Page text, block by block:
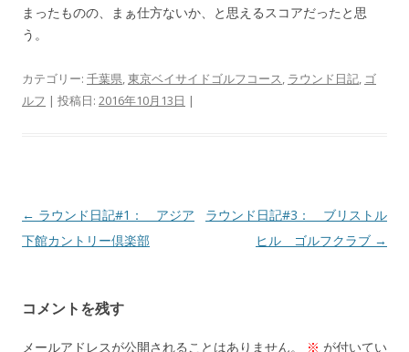
まったものの、まぁ仕方ないか、と思えるスコアだったと思
う。
カテゴリー: 千葉県,東京ベイサイドゴルフコース, ラウンド日記, ゴ
ルフ | 投稿日: 2016年10月13日 |
投
稿
ゲ
ー
← ラウンド日記#1： アジア
下館カントリー倶楽部
ラウンド日記#3： ブリストル
ヒル ゴルフクラブ →
コメントを残す
メールアドレスが公開されることはありません。 ※ が付いてい